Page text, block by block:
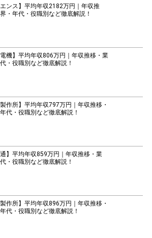
エンス】平均年収2182万円｜年収推
・年代・役職別など徹底解説！
電機】平均年収806万円｜年収推移・業
・役職別など徹底解説！
製作所】平均年収797万円｜年収推移・
代・役職別など徹底解説！
通】平均年収859万円｜年収推移・業
・役職別など徹底解説！
製作所】平均年収896万円｜年収推移・
代・役職別など徹底解説！